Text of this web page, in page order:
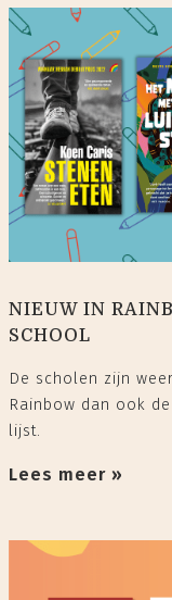
NIEUW IN
SCHOOL
De scholen zijn
Rainbow dan ook
lijst.
Lees meer »